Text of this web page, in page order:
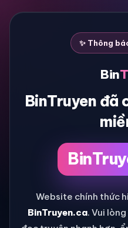
✨ Thông
Bin
BinTruyen đã
Website chính thức
BinTruyen.ca. Vui